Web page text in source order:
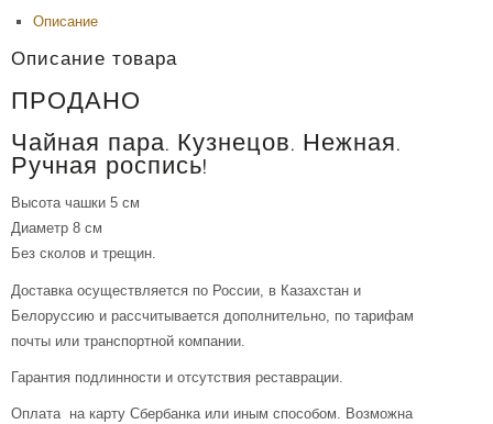
Описание
Описание товара
ПРОДАНО
Чайная пара. Кузнецов. Нежная.
Ручная роспись!
Высота чашки 5 см
Диаметр 8 см
Без сколов и трещин.
Доставка осуществляется по России, в Казахстан и
Белоруссию и рассчитывается дополнительно, по тарифам
почты или транспортной компании.
Гарантия подлинности и отсутствия реставрации.
Оплата на карту Сбербанка или иным способом. Возможна